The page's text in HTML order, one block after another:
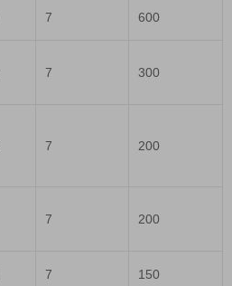
7 600
7 300
7 200
7 200
7 150